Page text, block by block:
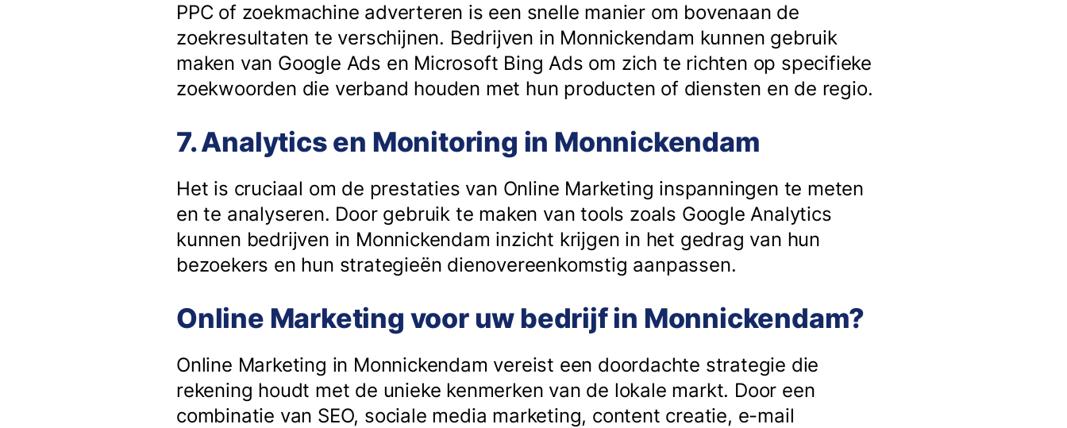
PPC of zoekmachine adverteren is een snelle manier om bovenaan de
zoekresultaten te verschijnen. Bedrijven in Monnickendam kunnen gebruik
maken van Google Ads en Microsoft Bing Ads om zich te richten op specifieke
zoekwoorden die verband houden met hun producten of diensten en de regio.
7. Analytics en Monitoring in Monnickendam
Het is cruciaal om de prestaties van Online Marketing inspanningen te meten
en te analyseren. Door gebruik te maken van tools zoals Google Analytics
kunnen bedrijven in Monnickendam inzicht krijgen in het gedrag van hun
bezoekers en hun strategieën dienovereenkomstig aanpassen.
Online Marketing voor uw bedrijf in Monnickendam?
Online Marketing in Monnickendam vereist een doordachte strategie die
rekening houdt met de unieke kenmerken van de lokale markt. Door een
combinatie van SEO, sociale media marketing, content creatie, e-mail